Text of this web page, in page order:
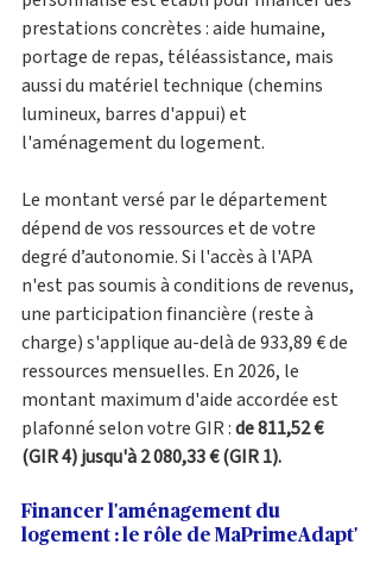
prestations concrètes : aide humaine,
portage de repas, téléassistance, mais
aussi du matériel technique (chemins
lumineux, barres d'appui) et
l'aménagement du logement.
Le montant versé par le département
dépend de vos ressources et de votre
degré d’autonomie. Si l'accès à l'APA
n'est pas soumis à conditions de revenus,
une participation financière (reste à
charge) s'applique au-delà de 933,89 € de
ressources mensuelles. En 2026, le
montant maximum d'aide accordée est
plafonné selon votre GIR : de 811,52 €
(GIR 4) jusqu'à 2 080,33 € (GIR 1).
Financer l'aménagement du
logement : le rôle de MaPrimeAdapt'